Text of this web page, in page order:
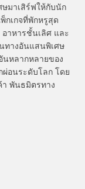
ษมาเสิร์ฟให้กับนัก
กเกจที่พักหรูสุด
าหารชั้นเลิศ และ
ทางอันแสนพิเศษ
นหลากหลายของ
ผ่อนระดับโลก โดย
า พันธมิตรทาง